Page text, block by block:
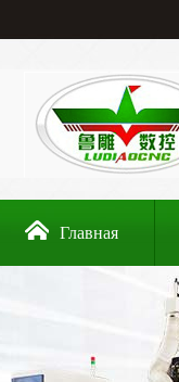
Главная